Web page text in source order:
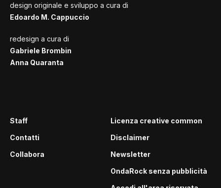
design originale e sviluppo a cura di
Edoardo M. Cappuccio
redesign a cura di
Gabriele Brombin
Anna Quaranta
Staff
Contatti
Collabora
Licenza creative common
Disclaimer
Newsletter
OndaRock senza pubblicità